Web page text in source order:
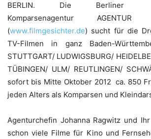
BERLIN. Die Berliner
Komparsenagentur AGENTUR
(www.filmgesichter.de) sucht für die
TV-Filmen in ganz Baden-
STUTTGART/ LUDWIGSBURG/
TÜBINGEN/ ULM/ REUTLINGEN/
sofort bis Mitte Oktober 2012 ca. 850
jeden Alters als Komparsen und
Agenturchefin Johanna Ragwitz und
schon viele Filme für Kino und